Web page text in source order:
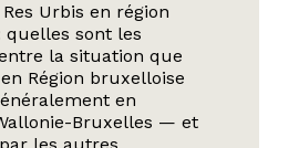
Urbis en région
quelles sont les
la situation que
Région bruxelloise
en
Bruxelles — et